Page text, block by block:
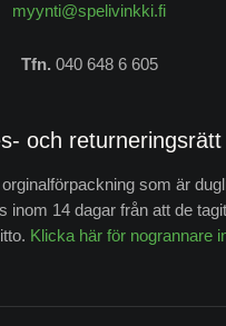
myynti@spelivinkki.fi
Tfn. 040 648 6 605
och returneringsrätt
som är
inom 14 dagar från att de
Klicka här för nogrannare